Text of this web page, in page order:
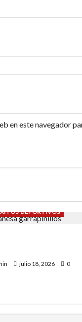
en este navegador
DEPORTIVOS
julio 18, 2026 0